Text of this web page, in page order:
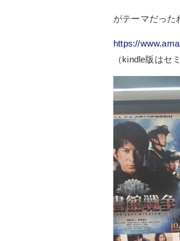
がテーマだった
https://
（kindle版はセ